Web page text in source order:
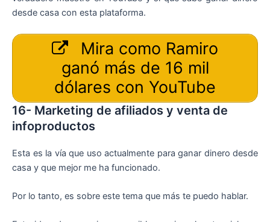
desde casa con esta plataforma.
Mira como Ramiro
ganó más de 16 mil
dólares con YouTube
16- Marketing de afiliados y venta de
infoproductos
Esta es la vía que uso actualmente para ganar dinero desde
casa y que mejor me ha funcionado.
Por lo tanto, es sobre este tema que más te puedo hablar.